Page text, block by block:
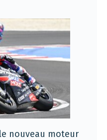
nouveau moteur